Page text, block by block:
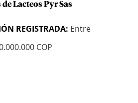
Lacteos Pyr Sas
REGISTRADA: Entre
COP